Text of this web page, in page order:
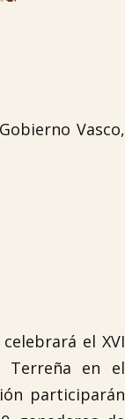
Vasco,
el XVI
Terreña en el
participarán